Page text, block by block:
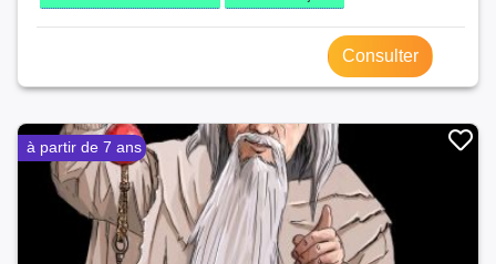
Consulter
à partir de 7 ans